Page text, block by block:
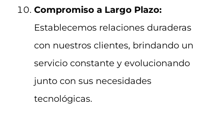
Compromiso a Largo Plazo:
Establecemos relaciones duraderas
con nuestros clientes, brindando un
servicio constante y evolucionando
junto con sus necesidades
tecnológicas.